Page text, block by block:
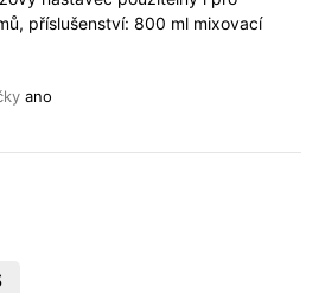
příslušenství: 800 ml mixovací
ano